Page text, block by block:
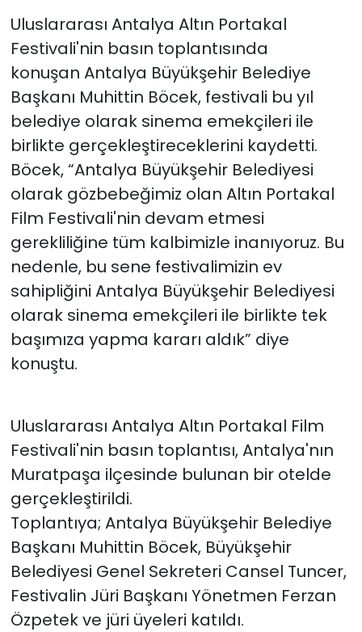
Uluslararası Antalya Altın Portakal
Festivali'nin basın toplantısında
konuşan Antalya Büyükşehir Belediye
Başkanı Muhittin Böcek, festivali bu yıl
belediye olarak sinema emekçileri ile
birlikte gerçekleştireceklerini kaydetti.
Böcek, “Antalya Büyükşehir Belediyesi
olarak gözbebeğimiz olan Altın Portakal
Film Festivali'nin devam etmesi
gerekliliğine tüm kalbimizle inanıyoruz. Bu
nedenle, bu sene festivalimizin ev
sahipliğini Antalya Büyükşehir Belediyesi
olarak sinema emekçileri ile birlikte tek
başımıza yapma kararı aldık” diye
konuştu.
Uluslararası Antalya Altın Portakal Film
Festivali'nin basın toplantısı, Antalya'nın
Muratpaşa ilçesinde bulunan bir otelde
gerçekleştirildi.
Toplantıya; Antalya Büyükşehir Belediye
Başkanı Muhittin Böcek, Büyükşehir
Belediyesi Genel Sekreteri Cansel Tuncer,
Festivalin Jüri Başkanı Yönetmen Ferzan
Özpetek ve jüri üyeleri katıldı.